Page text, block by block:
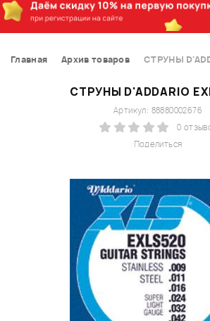
Главная Архив товаров СТРУНЫ
СТРУНЫ D'ADDARIO
Поделиться
Артикул: 88880002676
0